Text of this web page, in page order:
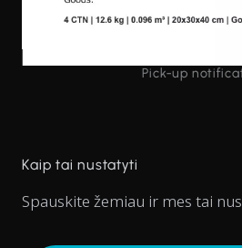
Pick-up
Kaip tai nustatyti
Spauskite žemiau ir mes tai